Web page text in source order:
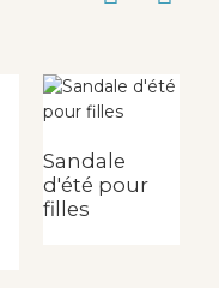
Sandale
d'été pour
filles